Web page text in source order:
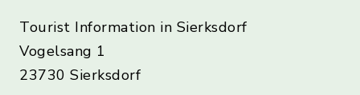
Tourist Information in Sierksdorf
Vogelsang 1
23730 Sierksdorf